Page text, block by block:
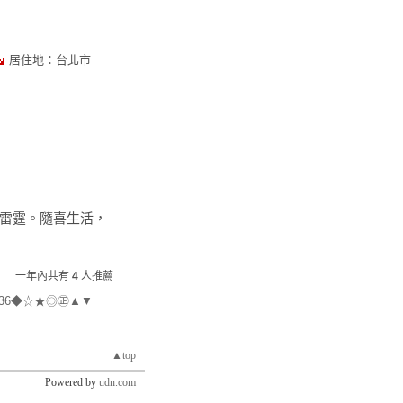
居住地：台北市
霆。隨喜生活，
一年內共有 4 人推薦
㊣▲▼
▲top
Powered by udn.com